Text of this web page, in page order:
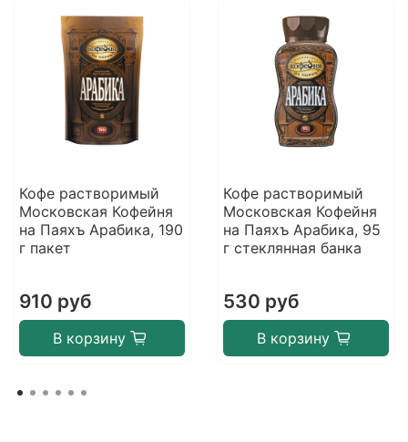
Кофе растворимый
Московская Кофейня
на Паяхъ Арабика, 190
г пакет
910 руб
В корзину
Кофе растворимый
Московская Кофейня
на Паяхъ Арабика, 95
г стеклянная банка
530 руб
В корзину